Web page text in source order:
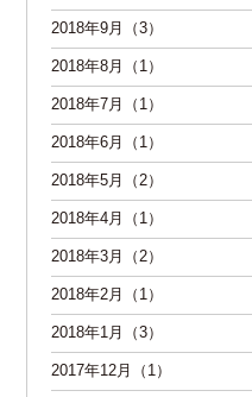
2018年9月（3）
2018年8月（1）
2018年7月（1）
2018年6月（1）
2018年5月（2）
2018年4月（1）
2018年3月（2）
2018年2月（1）
2018年1月（3）
2017年12月（1）